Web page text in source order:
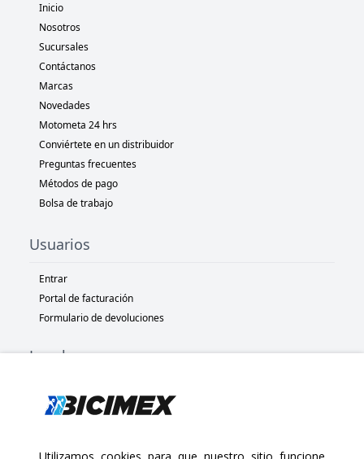
Inicio
Nosotros
Sucursales
Contáctanos
Marcas
Novedades
Motometa 24 hrs
Conviértete en un distribuidor
Preguntas frecuentes
Métodos de pago
Bolsa de trabajo
Usuarios
Entrar
Portal de facturación
Formulario de devoluciones
Legal
Políticas de privacidad
Políticas de devolución